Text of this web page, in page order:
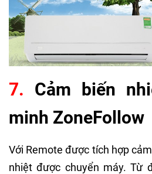
7. Cảm biến
minh ZoneFollow
Với Remote được tích hợp
nhiệt được chuyển máy. Từ